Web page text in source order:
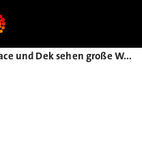
Siplace und Dek sehen große Wachstumschancen